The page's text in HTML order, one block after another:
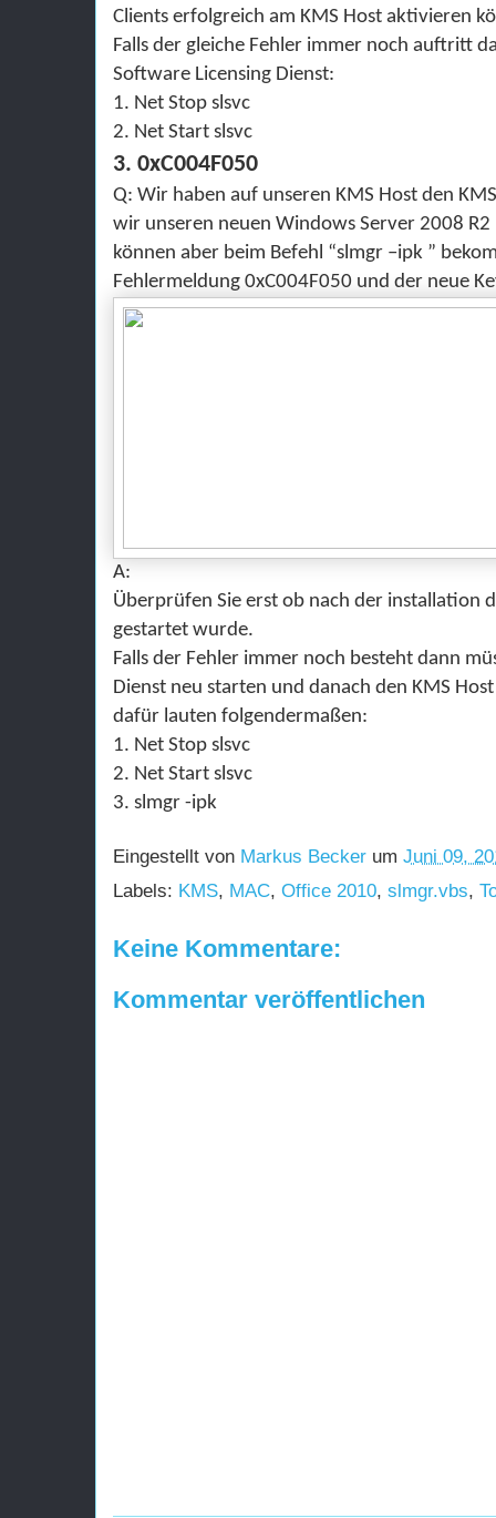
Clients erfolgreich am KMS Host aktivieren
Falls der gleiche Fehler immer noch auftritt
Software Licensing Dienst:
1. Net Stop slsvc
2. Net Start slsvc
3. 0xC004F050
Q: Wir haben auf unseren KMS Host den
wir unseren neuen Windows Server 2008 R2
können aber beim Befehl “slmgr –ipk ”
Fehlermeldung 0xC004F050 und der neue
A:
Überprüfen Sie erst ob nach der installation
gestartet wurde.
Falls der Fehler immer noch besteht dann mü
Dienst neu starten und danach den KMS
dafür lauten folgendermaßen:
1. Net Stop slsvc
2. Net Start slsvc
3. slmgr -ipk
Eingestellt von Markus Becker um Juni 09,
Labels: KMS, MAC, Office 2010, slmgr.vbs,
Keine Kommentare:
Kommentar veröffentlichen